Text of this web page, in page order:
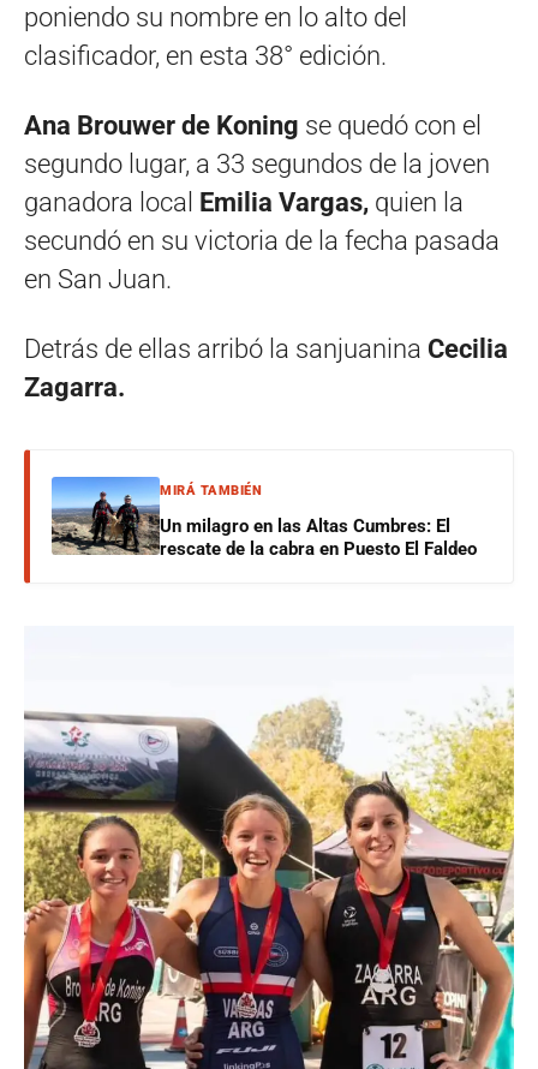
poniendo su nombre en lo alto del
clasificador, en esta 38° edición.
Ana Brouwer de Koning se quedó con el
segundo lugar, a 33 segundos de la joven
ganadora local Emilia Vargas, quien la
secundó en su victoria de la fecha pasada
en San Juan.
Detrás de ellas arribó la sanjuanina Cecilia
Zagarra.
MIRÁ TAMBIÉN
Un milagro en las Altas Cumbres: El
rescate de la cabra en Puesto El Faldeo